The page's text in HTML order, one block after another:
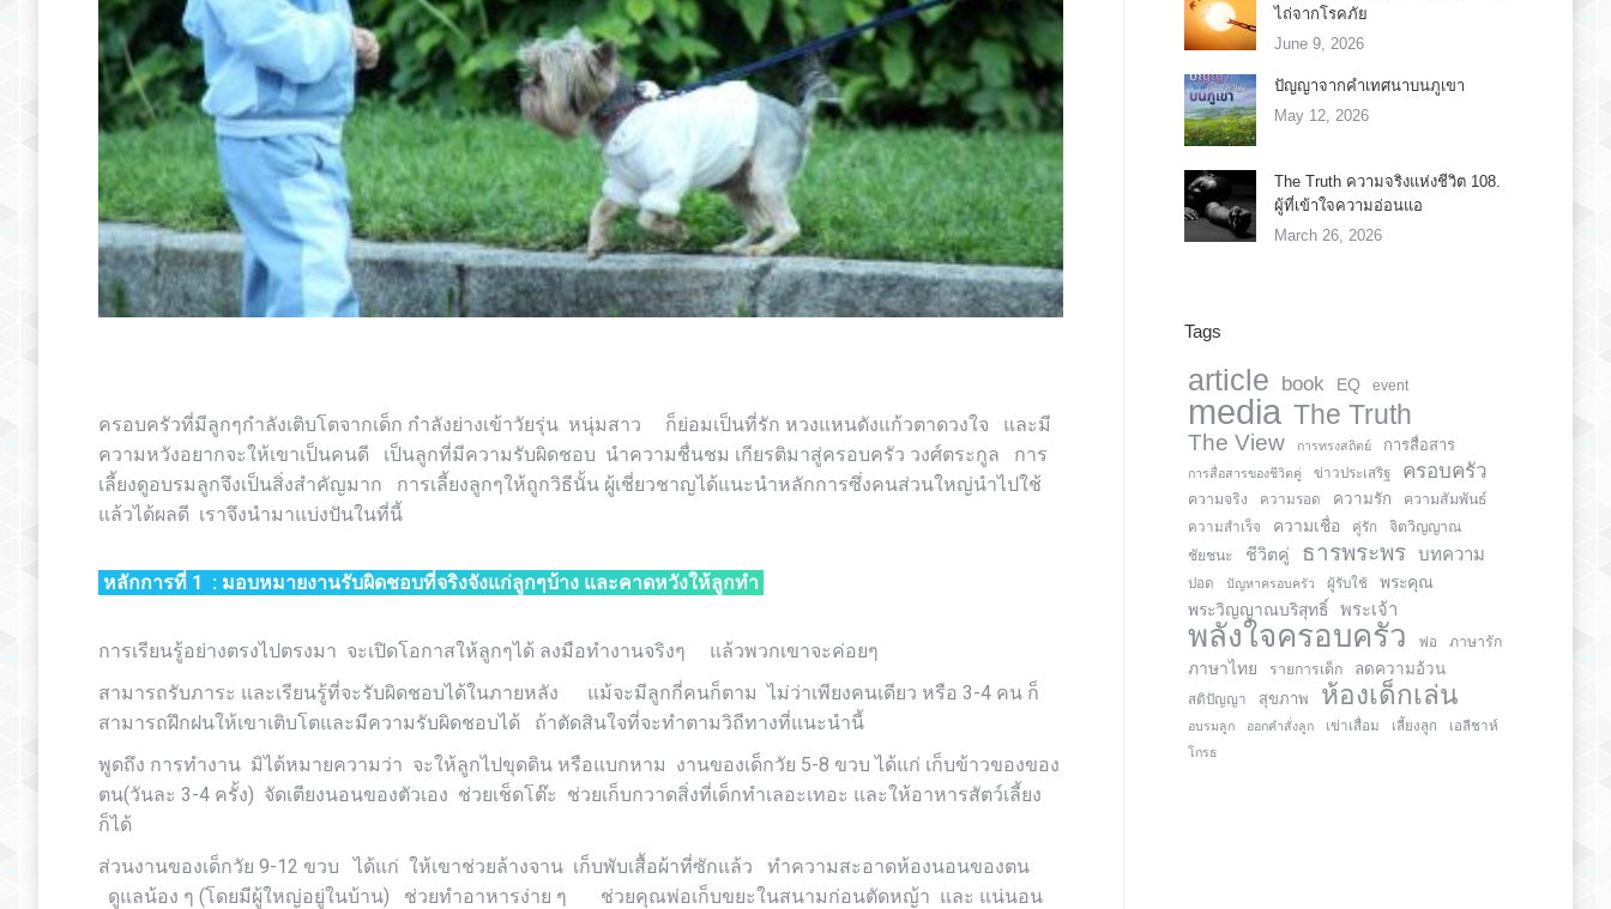
ครอบครัวที่มีลูกๆกำลังเติบโตจากเด็ก กำลังย่างเข้าวัยรุ่น หนุ่มสาว ก็ย่อมเป็นที่รัก หวงแหนดังแก้วตาดวงใจ และมี
ความหวังอยากจะให้เขาเป็นคนดี เป็นลูกที่มีความรับผิดชอบ นำความชื่นชม เกียรติมาสู่ครอบครัว วงศ์ตระกูล การ
เลี้ยงดูอบรมลูกจึงเป็นสิ่งสำคัญมาก การเลี้ยงลูกๆให้ถูกวิธีนั้น ผู้เชี่ยวชาญได้แนะนำหลักการซึ่งคนส่วนใหญ่นำไปใช้
แล้วได้ผลดี เราจึงนำมาแบ่งปันในที่นี้
หลักการที่ 1 : มอบหมายงานรับผิดชอบที่จริงจังแก่ลูกๆบ้าง และคาดหวังให้ลูกทำ
การเรียนรู้อย่างตรงไปตรงมา จะเปิดโอกาสให้ลูกๆได้ ลงมือทำงานจริงๆ แล้วพวกเขาจะค่อยๆ
สามารถรับภาระ และเรียนรู้ที่จะรับผิดชอบได้ในภายหลัง แม้จะมีลูกกี่คนก็ตาม ไม่ว่าเพียงคนเดียว หรือ 3-4 คน ก็
สามารถฝึกฝนให้เขาเติบโตและมีความรับผิดชอบได้ ถ้าตัดสินใจที่จะทำตามวิถีทางที่แนะนำนี้
พูดถึง การทำงาน มิได้หมายความว่า จะให้ลูกไปขุดดิน หรือแบกหาม งานของเด็กวัย 5-8 ขวบ ได้แก่ เก็บข้าวของของ
ตน(วันละ 3-4 ครั้ง) จัดเตียงนอนของตัวเอง ช่วยเช็ดโต๊ะ ช่วยเก็บกวาดสิ่งที่เด็กทำเลอะเทอะ และให้อาหารสัตว์เลี้ยง
ก็ได้
ส่วนงานของเด็กวัย 9-12 ขวบ ได้แก่ ให้เขาช่วยล้างจาน เก็บพับเสื้อผ้าที่ซักแล้ว ทำความสะอาดห้องนอนของตน
ดูแลน้อง ๆ (โดยมีผู้ใหญ่อยู่ในบ้าน) ช่วยทำอาหารง่าย ๆ ช่วยคุณพ่อเก็บขยะในสนามก่อนตัดหญ้า และ แน่นอน
ไถ่จากโรคภัย
June 9, 2026
ปัญญาจากคำเทศนาบนภูเขา
May 12, 2026
The Truth ความจริงแห่งชีวิต 108.
ผู้ที่เข้าใจความอ่อนแอ
March 26, 2026
Tags
article book EQ event
media The Truth
The View การทรงสถิตย์ การสื่อสาร
การสื่อสารของชีวิตคู่ ข่าวประเสริฐ ครอบครัว
ความจริง ความรอด ความรัก ความสัมพันธ์
ความสำเร็จ ความเชื่อ คู่รัก
จิตวิญญาณ
ชัยชนะ
ชีวิตคู่ ธารพระพร บทความ
ปอด ปัญหาครอบครัว ผู้รับใช้
พระคุณ
พระวิญญาณบริสุทธิ์
พระเจ้า
พลังใจครอบครัว พ่อ ภาษารัก
ภาษาไทย รายการเด็ก ลดความอ้วน
สติปัญญา สุขภาพ ห้องเด็กเล่น
อบรมลูก ออกคำสั่งลูก เข่าเสื่อม เลี้ยงลูก
เอลีชาห์
โกรธ